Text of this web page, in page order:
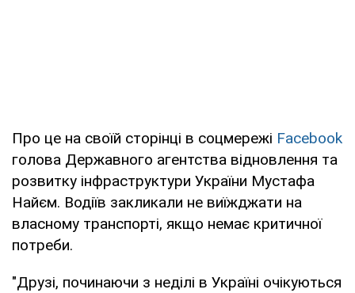
Про це на своїй сторінці в соцмережі Facebook
голова Державного агентства відновлення та
розвитку інфраструктури України Мустафа
Найєм. Водіїв закликали не виїжджати на
власному транспорті, якщо немає критичної
потреби.
"Друзі, починаючи з неділі в Україні очікуються